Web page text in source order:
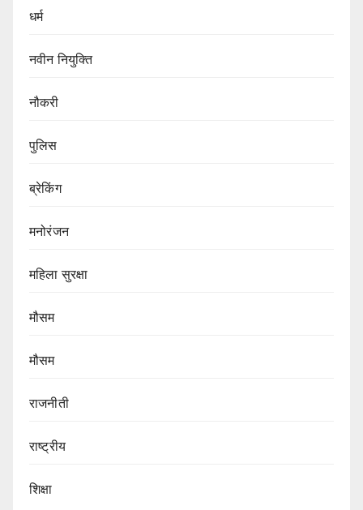
धर्म
नवीन नियुक्ति
नौकरी
पुलिस
ब्रेकिंग
मनोरंजन
महिला सुरक्षा
मौसम
मौसम
राजनीती
राष्ट्रीय
शिक्षा